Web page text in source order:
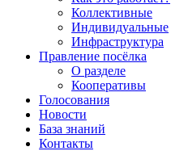
Коллективные
Индивидуальные
Инфраструктура
Правление посёлка
О разделе
Кооперативы
Голосования
Новости
База знаний
Контакты